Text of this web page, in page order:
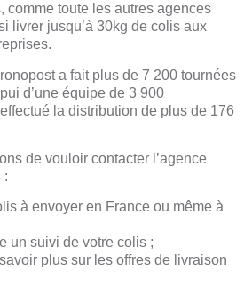
comme toute les autres agences
livrer jusqu’à 30kg de colis aux
a fait plus de 7 200 tournées
d’une équipe de 3 900
la distribution de plus de 176
de vouloir contacter l’agence
:
à envoyer en France ou même à
un suivi de votre colis ;
plus sur les offres de livraison